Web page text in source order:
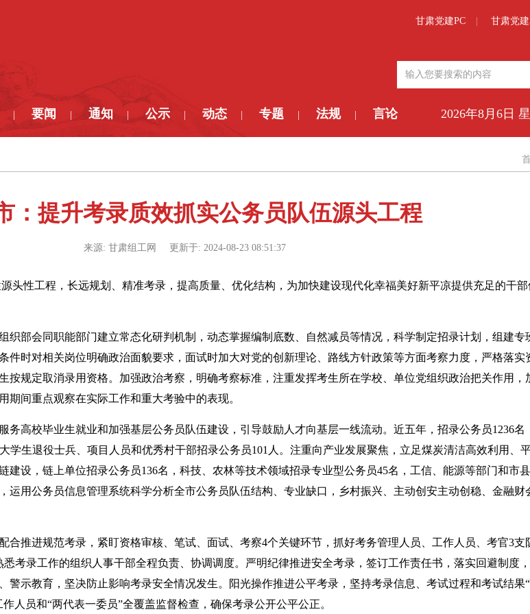
甘肃党建PC 甘肃党
要闻 通知 公示 动态 专题 法规 言论 2026年8月6日
：提升考录质效抓实公务员队伍源头工程
来源: 甘肃组工网 更新于: 2024-08-23 08:51:37
头性工程，长远规划、精准考录，提高质量、优化结构，为加快建设现代化幸福美好新平凉提供充足的干
织部会同职能部门建立常态化研判机制，动态掌握编制底数、自然减员等情况，科学制定招录计划，组建专
件时对相关岗位明确政治面貌要求，面试时加大对党的创新理论、路线方针政策等方面考察力度，严格落实
按规定取消录用资格。加强政治考察，明确考察标准，注重发挥考生所在学校、单位党组织政治把关作用，
期间重点观察在实际工作和重大考验中的表现。
务高校毕业生就业和加强基层公务员队伍建设，引导鼓励人才向基层一线流动。近五年，招录公务员1236名
学生退役士兵、项目人员和优秀村干部招录公务员101人。注重向产业发展聚焦，立足煤炭清洁高效利用、
建设，链上单位招录公务员136名，科技、农林等技术领域招录专业型公务员45名，工信、能源等部门和市
运用公务员信息管理系统科学分析全市公务员队伍结构、专业缺口，乡村振兴、主动创安主动创稳、金融财
合推进规范考录，紧盯资格审核、笔试、面试、考察4个关键环节，抓好考务管理人员、工作人员、考官3支
考录工作的组织人事干部全程负责、协调调度。严明纪律推进安全考录，签订工作责任书，落实回避制度
警示教育，坚决防止影响考录安全情况发生。阳光操作推进公平考录，坚持考录信息、考试过程和考试结果
人员和“两代表一委员”全覆盖监督检查，确保考录公开公平公正。